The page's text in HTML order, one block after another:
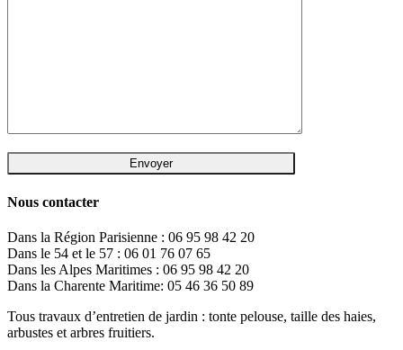
Nous contacter
Dans la Région Parisienne : 06 95 98 42 20
Dans le 54 et le 57 : 06 01 76 07 65
Dans les Alpes Maritimes : 06 95 98 42 20
Dans la Charente Maritime: 05 46 36 50 89
Tous travaux d’entretien de jardin : tonte pelouse, taille des haies,
arbustes et arbres fruitiers.